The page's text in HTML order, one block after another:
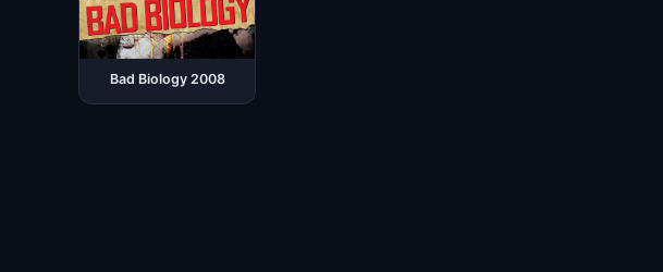
Bad Biology 2008